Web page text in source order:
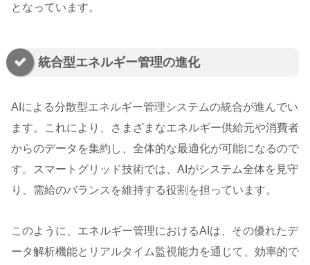
となっています。
統合型エネルギー管理の進化
AIによる分散型エネルギー管理システムの統合が進んでい
ます。これにより、さまざまなエネルギー供給元や消費者
からのデータを集約し、全体的な最適化が可能になるので
す。スマートグリッド技術では、AIがシステム全体を見守
り、需給のバランスを維持する役割を担っています。
このように、エネルギー管理におけるAIは、その優れたデ
ータ解析機能とリアルタイム監視能力を通じて、効率的で